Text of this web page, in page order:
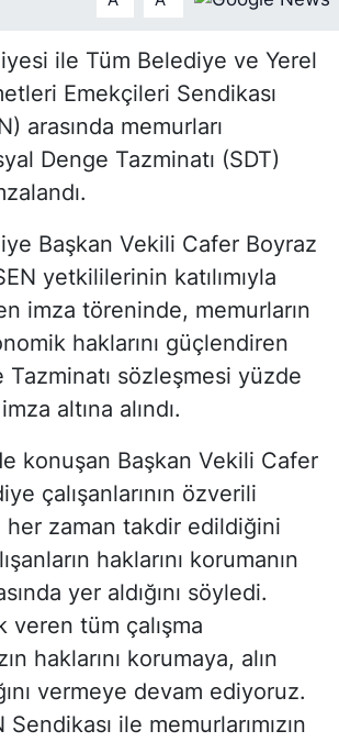
ile Tüm Belediye ve Yerel
Emekçileri Sendikası
arasında memurları
Denge Tazminatı (SDT)
Başkan Vekili Cafer Boyraz
yetkililerinin katılımıyla
imza töreninde, memurların
haklarını güçlendiren
Tazminatı sözleşmesi yüzde
altına alındı.
konuşan Başkan Vekili Cafer
çalışanlarının özverili
her zaman takdir edildiğini
haklarını korumanın
yer aldığını söyledi.
veren tüm çalışma
haklarını korumaya, alın
vermeye devam ediyoruz.
ile memurlarımızın